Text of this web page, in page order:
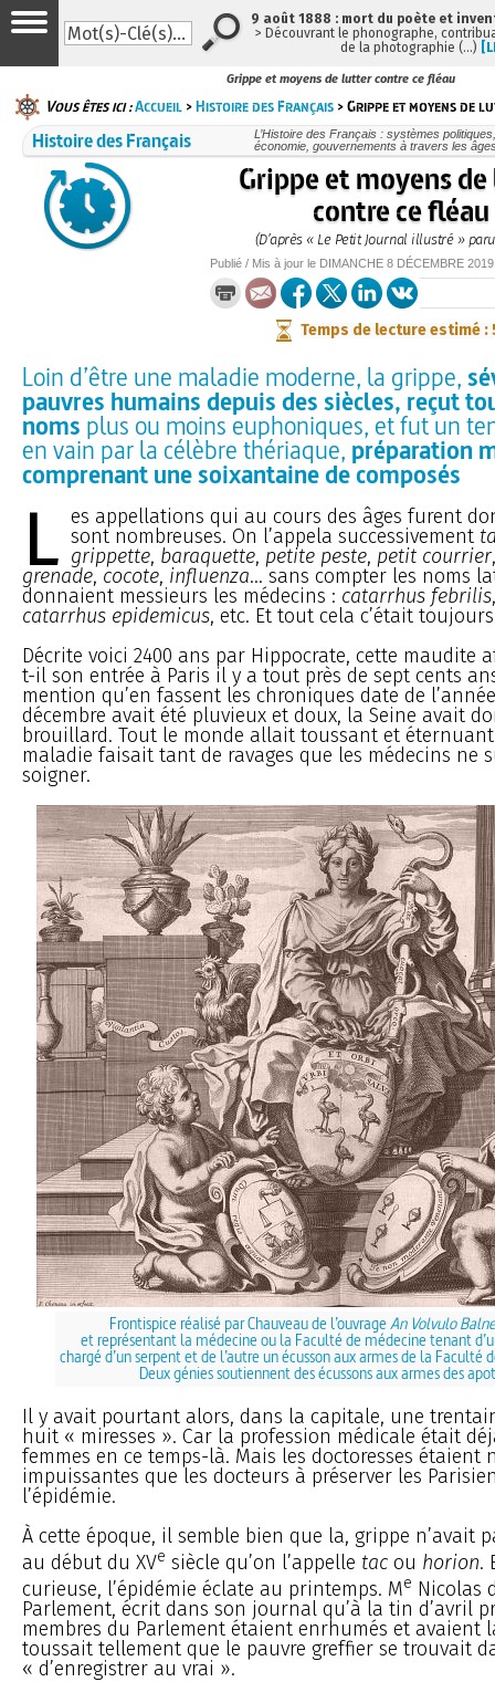
Grippe et moyens de lutter contre ce fléau
Vous êtes ici :Accueil >Histoire des Français > Grippe et moyens de
Histoire des Français
L’Histoire des Français : systèmes
économie, gouvernements à travers les
Grippe et moyens
contre ce fléau
(D’après « Le Petit Journal illustré »
Publié / Mis à jour le DIMANCHE 8 DÉCEMBRE 2019
Temps de lecture estimé :
Loin d’être une maladie moderne, la grippe,
pauvres humains depuis des siècles, reçut
noms plus ou moins euphoniques, et fut un
en vain par la célèbre thériaque, préparation
comprenant une soixantaine de composés
L es appellations qui au cours des âges furent
sont nombreuses. On l’appela successivement
grippette, baraquette, petite peste, petit courrier
grenade, cocote, influenza... sans compter les noms
donnaient messieurs les médecins : catarrhus febrilis
catarrhus epidemicus, etc. Et tout cela c’était
Décrite voici 2400 ans par Hippocrate, cette maudite
t-il son entrée à Paris il y a tout près de sept cents
mention qu’en fassent les chroniques date de
décembre avait été pluvieux et doux, la Seine avait
brouillard. Tout le monde allait toussant et
maladie faisait tant de ravages que les médecins ne
soigner.
Frontispice réalisé par Chauveau de l’ouvrage An Volvulo
et représentant la médecine ou la Faculté de médecine tenant
chargé d’un serpent et de l’autre un écusson aux armes de la Faculté
Deux génies soutiennent des écussons aux armes des
Il y avait pourtant alors, dans la capitale, une
huit « miresses ». Car la profession médicale était
femmes en ce temps-là. Mais les doctoresses étaient
impuissantes que les docteurs à préserver les
l’épidémie.
À cette époque, il semble bien que la, grippe n’avait
au début du XVe siècle qu’on l’appelle tac ou horion.
curieuse, l’épidémie éclate au printemps. Me Nicolas
Parlement, écrit dans son journal qu’à la tin d’avril
membres du Parlement étaient enrhumés et avaient
toussait tellement que le pauvre greffier se trouvait
« d’enregistrer au vrai ».
9 août 1888 : mort du poète et
> Découvrant le phonographe,
de la photographie (…)